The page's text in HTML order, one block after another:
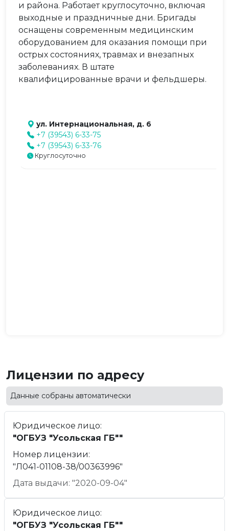
и района. Работает круглосуточно, включая
выходные и праздничные дни. Бригады
оснащены современным медицинским
оборудованием для оказания помощи при
острых состояниях, травмах и внезапных
заболеваниях. В штате
квалифицированные врачи и фельдшеры.
ул. Интернациональная, д. 6
+7 (39543) 6-33-75
+7 (39543) 6-33-76
Круглосуточно
Лицензии по адресу
Данные собраны автоматически
Юридическое лицо:
"ОГБУЗ "Усольская ГБ""
Номер лицензии:
"Л041-01108-38/00363996"
Дата выдачи: "2020-09-04"
Юридическое лицо:
"ОГБУЗ "Усольская ГБ""